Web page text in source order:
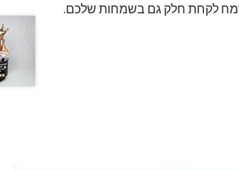
לקחת חלק גם בשמחות שלכם.